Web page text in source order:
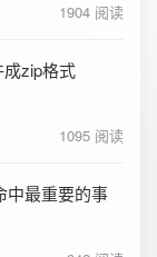
1904 阅读
zip格式
1095 阅读
中最重要的事